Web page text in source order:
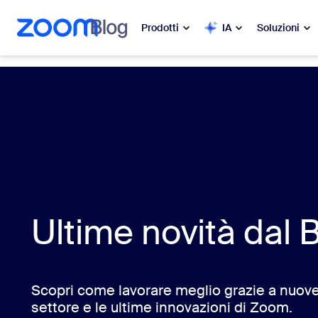
principale
di assistenza Prodotti IA Soluzioni
Zoom AI
App e integrazioni
Le
Ultime novità dal
Scopri come lavorare meglio grazie a
settore e le ultime innovazioni di Zoom.